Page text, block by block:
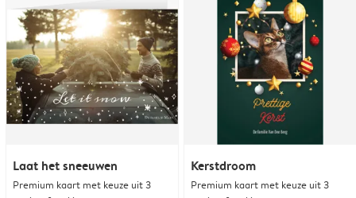
Laat het sneeuwen
Premium kaart met keuze uit 3
Kerstdroom
Premium kaart met keuze uit 3